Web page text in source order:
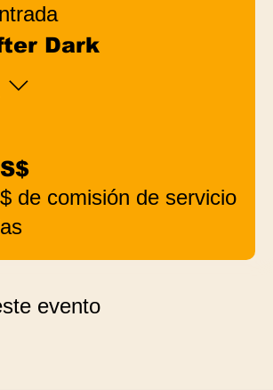
Dark
de comisión de servicio
evento